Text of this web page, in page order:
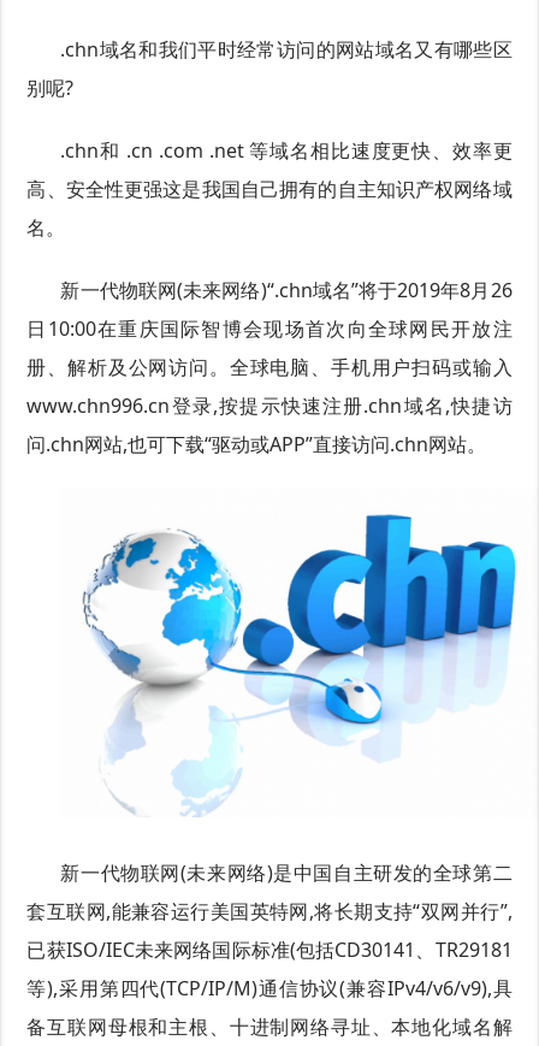
.chn域名和我们平时经常访问的网站域名又有哪些区
别呢?
.chn和 .cn .com .net 等域名相比速度更快、效率更
高、安全性更强这是我国自己拥有的自主知识产权网络域
名。
新一代物联网(未来网络)“.chn域名”将于2019年8月26
日10:00在重庆国际智博会现场首次向全球网民开放注
册、解析及公网访问。全球电脑、手机用户扫码或输入
www.chn996.cn登录,按提示快速注册.chn域名,快捷访
问.chn网站,也可下载“驱动或APP”直接访问.chn网站。
新一代物联网(未来网络)是中国自主研发的全球第二
套互联网,能兼容运行美国英特网,将长期支持“双网并行”,
已获ISO/IEC未来网络国际标准(包括CD30141、TR29181
等),采用第四代(TCP/IP/M)通信协议(兼容IPv4/v6/v9),具
备互联网母根和主根、十进制网络寻址、本地化域名解